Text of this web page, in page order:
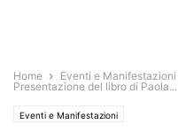
Home Eventi e Manifestazioni
Presentazione del libro di Paola...
Eventi e Manifestazioni